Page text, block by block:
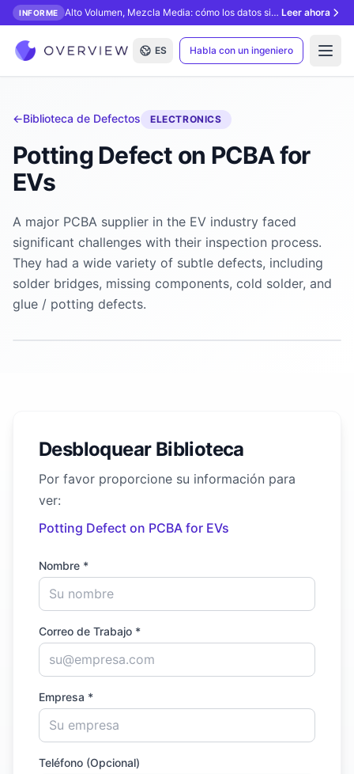
INFORME Alto Volumen, Mezcla Media: cómo los datos sintéticos desbloquean la inspección con IA. Leer ahora
ES Habla con un ingeniero
←Biblioteca de Defectos ELECTRONICS
Potting Defect on PCBA for
EVs
A major PCBA supplier in the EV industry faced
significant challenges with their inspection process.
They had a wide variety of subtle defects, including
solder bridges, missing components, cold solder, and
glue / potting defects.
Desbloquear Biblioteca
Por favor proporcione su información para
ver:
Potting Defect on PCBA for EVs
Nombre *
Correo de Trabajo *
Empresa *
Teléfono (Opcional)